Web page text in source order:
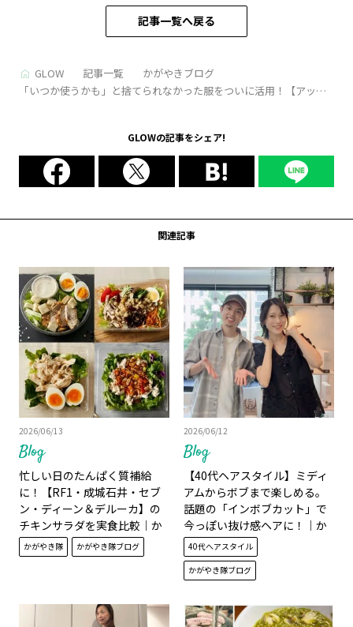
記事一覧へ戻る
GLOW 記事一覧
かがやきブログ
「いつか使うかも」と捨てられなかった服をついに活用！【アップ
GLOWの記事をシェア!
関連記事
Blog
2026/06/13
忙しい日のたんぱく質補給
に！【RF1・成城石井・セブ
ン・ディーン＆デルーカ】の
チキンサラダを実食比較｜か
がやき隊 大西千賀子
かがやき隊 かがやき隊ブログ
Blog
2026/06/12
【40代ヘアスタイル】ミディ
アムからボブまで楽しめる。
話題の「インボブカット」で
今っぽい抜け感ヘアに！｜か
がやき隊 池田愛未
40代へアスタイル
かがやき隊ブログ